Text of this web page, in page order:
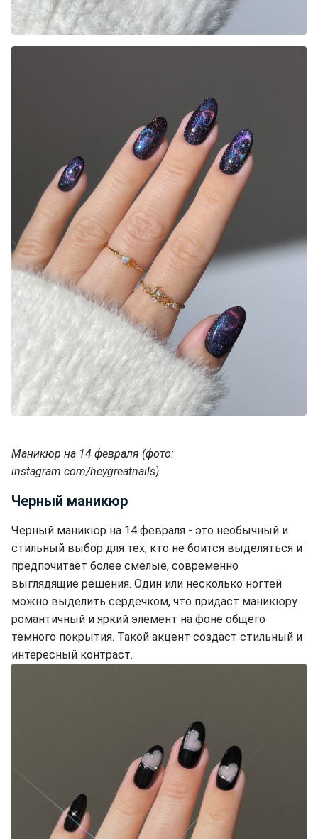
Маникюр на 14 февраля (фото:
instagram.com/heygreatnails)
Черный маникюр
Черный маникюр на 14 февраля - это необычный и
стильный выбор для тех, кто не боится выделяться и
предпочитает более смелые, современно
выглядящие решения. Один или несколько ногтей
можно выделить сердечком, что придаст маникюру
романтичный и яркий элемент на фоне общего
темного покрытия. Такой акцент создаст стильный и
интересный контраст.